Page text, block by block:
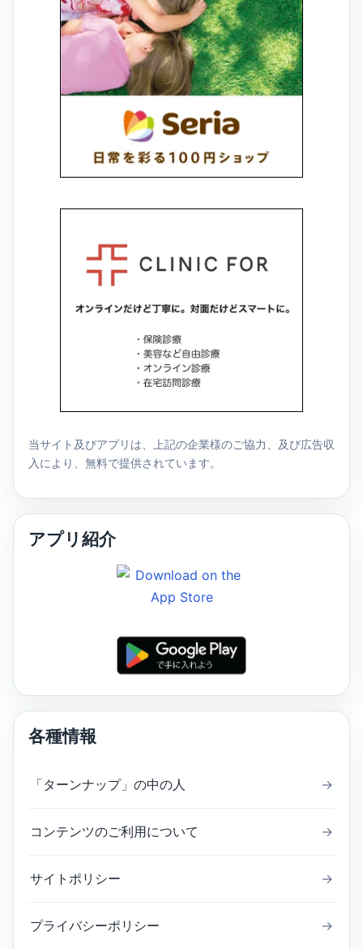
当サイト及びアプリは、上記の企業様のご協力、及び広告収
入により、無料で提供されています。
アプリ紹介
各種情報
「ターンナップ」の中の人 →
コンテンツのご利用について →
サイトポリシー →
プライバシーポリシー →